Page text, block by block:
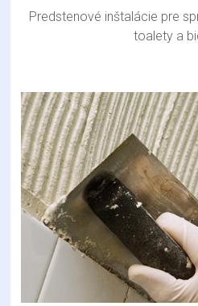
Predstenové inštalácie pre
toalety a